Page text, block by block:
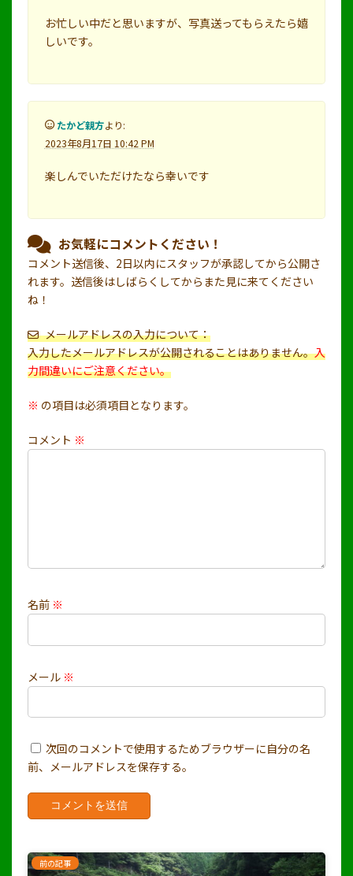
お忙しい中だと思いますが、写真送ってもらえたら嬉
しいです。
たかど親方より:
2023年8月17日 10:42 PM
楽しんでいただけたなら幸いです
お気軽にコメントください！
コメント送信後、2日以内にスタッフが承認してから公開さ
れます。送信後はしばらくしてからまた見に来てください
ね！
メールアドレスの入力について：
入力したメールアドレスが公開されることはありません。入
力間違いにご注意ください。
※ の項目は必須項目となります。
コメント ※
名前 ※
メール ※
次回のコメントで使用するためブラウザーに自分の名
前、メールアドレスを保存する。
前の記事